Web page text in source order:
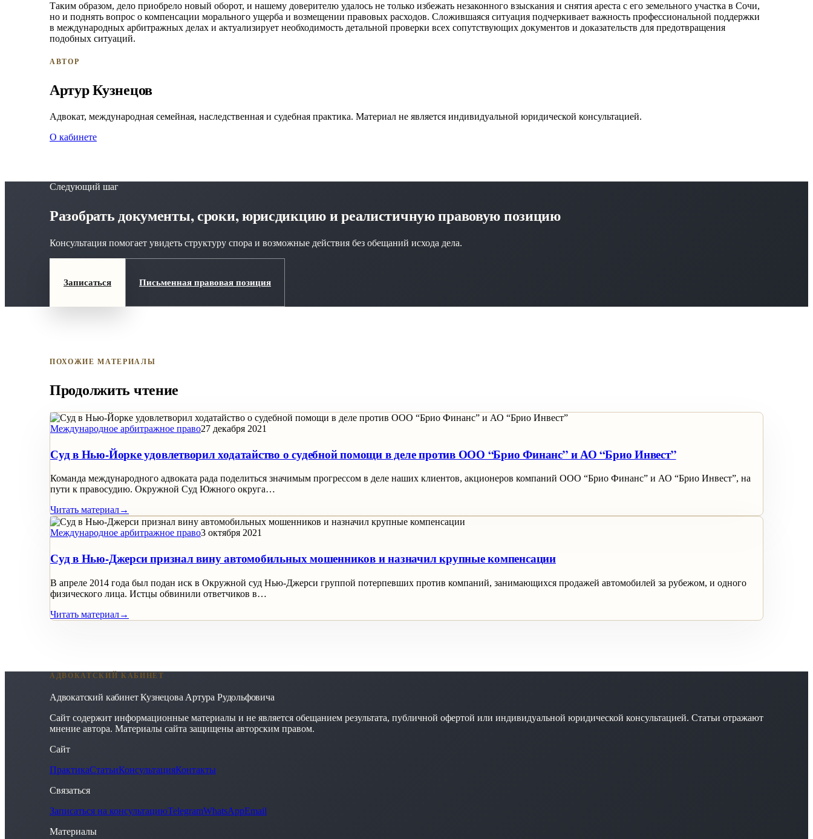
Таким образом, дело приобрело новый оборот, и нашему доверителю удалось не только избежать незаконного взыскания и снятия ареста с его земельного участка в Сочи,
но и поднять вопрос о компенсации морального ущерба и возмещении правовых расходов. Сложившаяся ситуация подчеркивает важность профессиональной поддержки
в международных арбитражных делах и актуализирует необходимость детальной проверки всех сопутствующих документов и доказательств для предотвращения
подобных ситуаций.
АВТОР
Артур Кузнецов
Адвокат, международная семейная, наследственная и судебная практика. Материал не является индивидуальной юридической консультацией.
О кабинете
Следующий шаг
Разобрать документы, сроки, юрисдикцию и реалистичную правовую позицию
Консультация помогает увидеть структуру спора и возможные действия без обещаний исхода дела.
Записаться Письменная правовая позиция
ПОХОЖИЕ МАТЕРИАЛЫ
Продолжить чтение
Международное арбитражное право27 декабря 2021
Суд в Нью-Йорке удовлетворил ходатайство о судебной помощи в деле против ООО “Брио Финанс” и АО “Брио Инвест”
Команда международного адвоката рада поделиться значимым прогрессом в деле наших клиентов, акционеров компаний ООО “Брио Финанс” и АО “Брио Инвест”, на
пути к правосудию. Окружной Суд Южного округа…
Читать материал→
Международное арбитражное право3 октября 2021
Суд в Нью-Джерси признал вину автомобильных мошенников и назначил крупные компенсации
В апреле 2014 года был подан иск в Окружной суд Нью-Джерси группой потерпевших против компаний, занимающихся продажей автомобилей за рубежом, и одного
физического лица. Истцы обвинили ответчиков в…
Читать материал→
АДВОКАТСКИЙ КАБИНЕТ
Адвокатский кабинет Кузнецова Артура Рудольфовича
Сайт содержит информационные материалы и не является обещанием результата, публичной офертой или индивидуальной юридической консультацией. Статьи отражают
мнение автора. Материалы сайта защищены авторским правом.
Сайт
ПрактикаСтатьиКонсультацияКонтакты
Связаться
Записаться на консультациюTelegramWhatsAppEmail
Материалы